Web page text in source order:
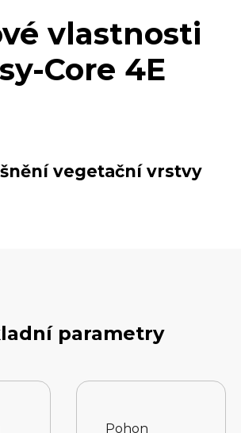
vlastnosti
Core 4E
vegetační vrstvy
parametry
Pohon